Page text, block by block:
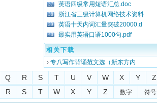
37 英语四级常用短语汇总.doc
38 浙江省三级计算机网络技术资料
39 英语十天内词汇量突破20000.d
40 最实用英语口语1000句.pdf
相关下载
› 专八写作背诵范文选（新东方内
Q R S T U V W X Y
Z
R S T W X Y Z 数字 符号